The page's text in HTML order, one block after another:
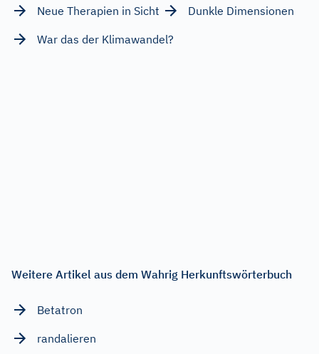
Neue Therapien in Sicht
Dunkle Dimensionen
War das der Klimawandel?
Weitere Artikel aus dem Wahrig Herkunftswörterbuch
Betatron
randalieren